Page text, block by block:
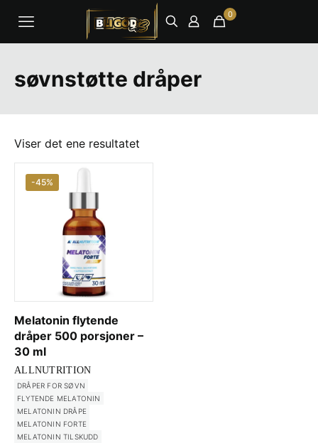
0
søvnstøtte dråper
Viser det ene resultatet
-45%
Melatonin flytende
dråper 500 porsjoner –
30 ml
ALLNUTRITION
DRÅPER FOR SØVN
FLYTENDE MELATONIN
MELATONIN DRÅPE
MELATONIN FORTE
MELATONIN TILSKUDD